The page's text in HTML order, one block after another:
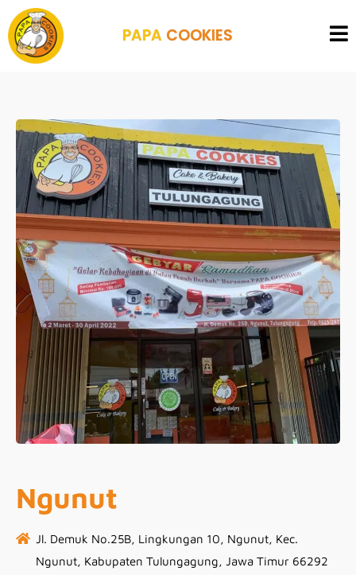
PAPA COOKIES
Ngunut
Jl. Demuk No.25B, Lingkungan 10, Ngunut, Kec.
Ngunut, Kabupaten Tulungagung, Jawa Timur 66292